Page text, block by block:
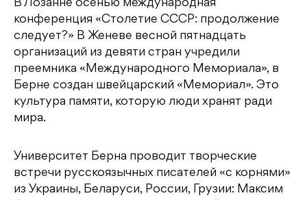
В Лозанне осенью международная
конференция «Столетие СССР: продолжение
следует?» В Женеве весной пятнадцать
организаций из девяти стран учредили
преемника «Международного Мемориала», в
Берне создан швейцарский «Мемориал». Это
культура памяти, которую люди хранят ради
мира.
Университет Берна проводит творческие
встречи русскоязычных писателей «с корнями»
из Украины, Беларуси, России, Грузии: Максим